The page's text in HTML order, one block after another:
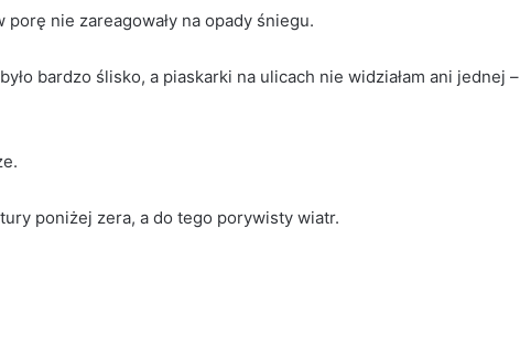
nie zareagowały na opady śniegu.
bardzo ślisko, a piaskarki na ulicach nie widziałam ani jednej –
poniżej zera, a do tego porywisty wiatr.